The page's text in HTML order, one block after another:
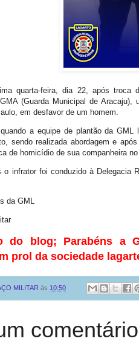
quarta-feira, dia 22, após troca
(Guarda Municipal de
em desfavor de um homem.
a equipe de plantão da
sendo realizada abordagem e
de homicídio de sua companheira
o infrator foi conduzido à Delegacia
da GML
do blog; Parabéns a
prol da sociedade
MILITAR às 10:50